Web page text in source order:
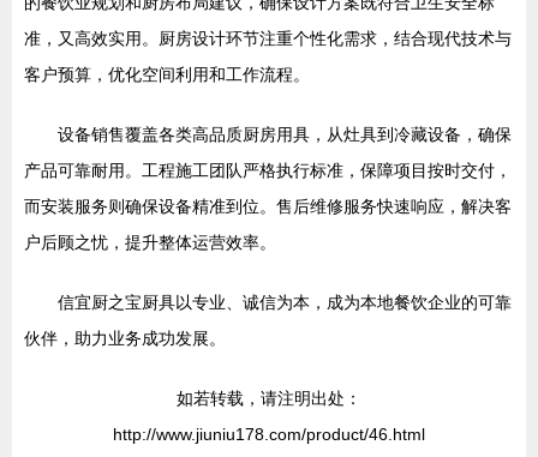
准，又高效实用。厨房设计环节注重个性化需求，结合现代技术与
客户预算，优化空间利用和工作流程。
设备销售覆盖各类高品质厨房用具，从灶具到冷藏设备，确保
产品可靠耐用。工程施工团队严格执行标准，保障项目按时交付，
而安装服务则确保设备精准到位。售后维修服务快速响应，解决客
户后顾之忧，提升整体运营效率。
信宜厨之宝厨具以专业、诚信为本，成为本地餐饮企业的可靠
伙伴，助力业务成功发展。
如若转载，请注明出处：
http://www.jiuniu178.com/product/46.html